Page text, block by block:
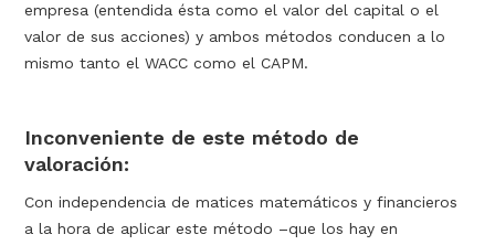
empresa (entendida ésta como el valor del capital o el
valor de sus acciones) y ambos métodos conducen a lo
mismo tanto el WACC como el CAPM.
Inconveniente de este método de
valoración:
Con independencia de matices matemáticos y financieros
a la hora de aplicar este método –que los hay en